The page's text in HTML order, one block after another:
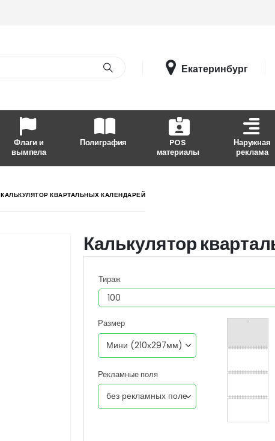
Екатеринбург
Флаги и
вымпела
Полиграфия
POS
материалы
Наружная
реклама
КАЛЬКУЛЯТОР КВАРТАЛЬНЫХ КАЛЕНДАРЕЙ
Калькулятор
Тираж
Размер
Рекламные поля